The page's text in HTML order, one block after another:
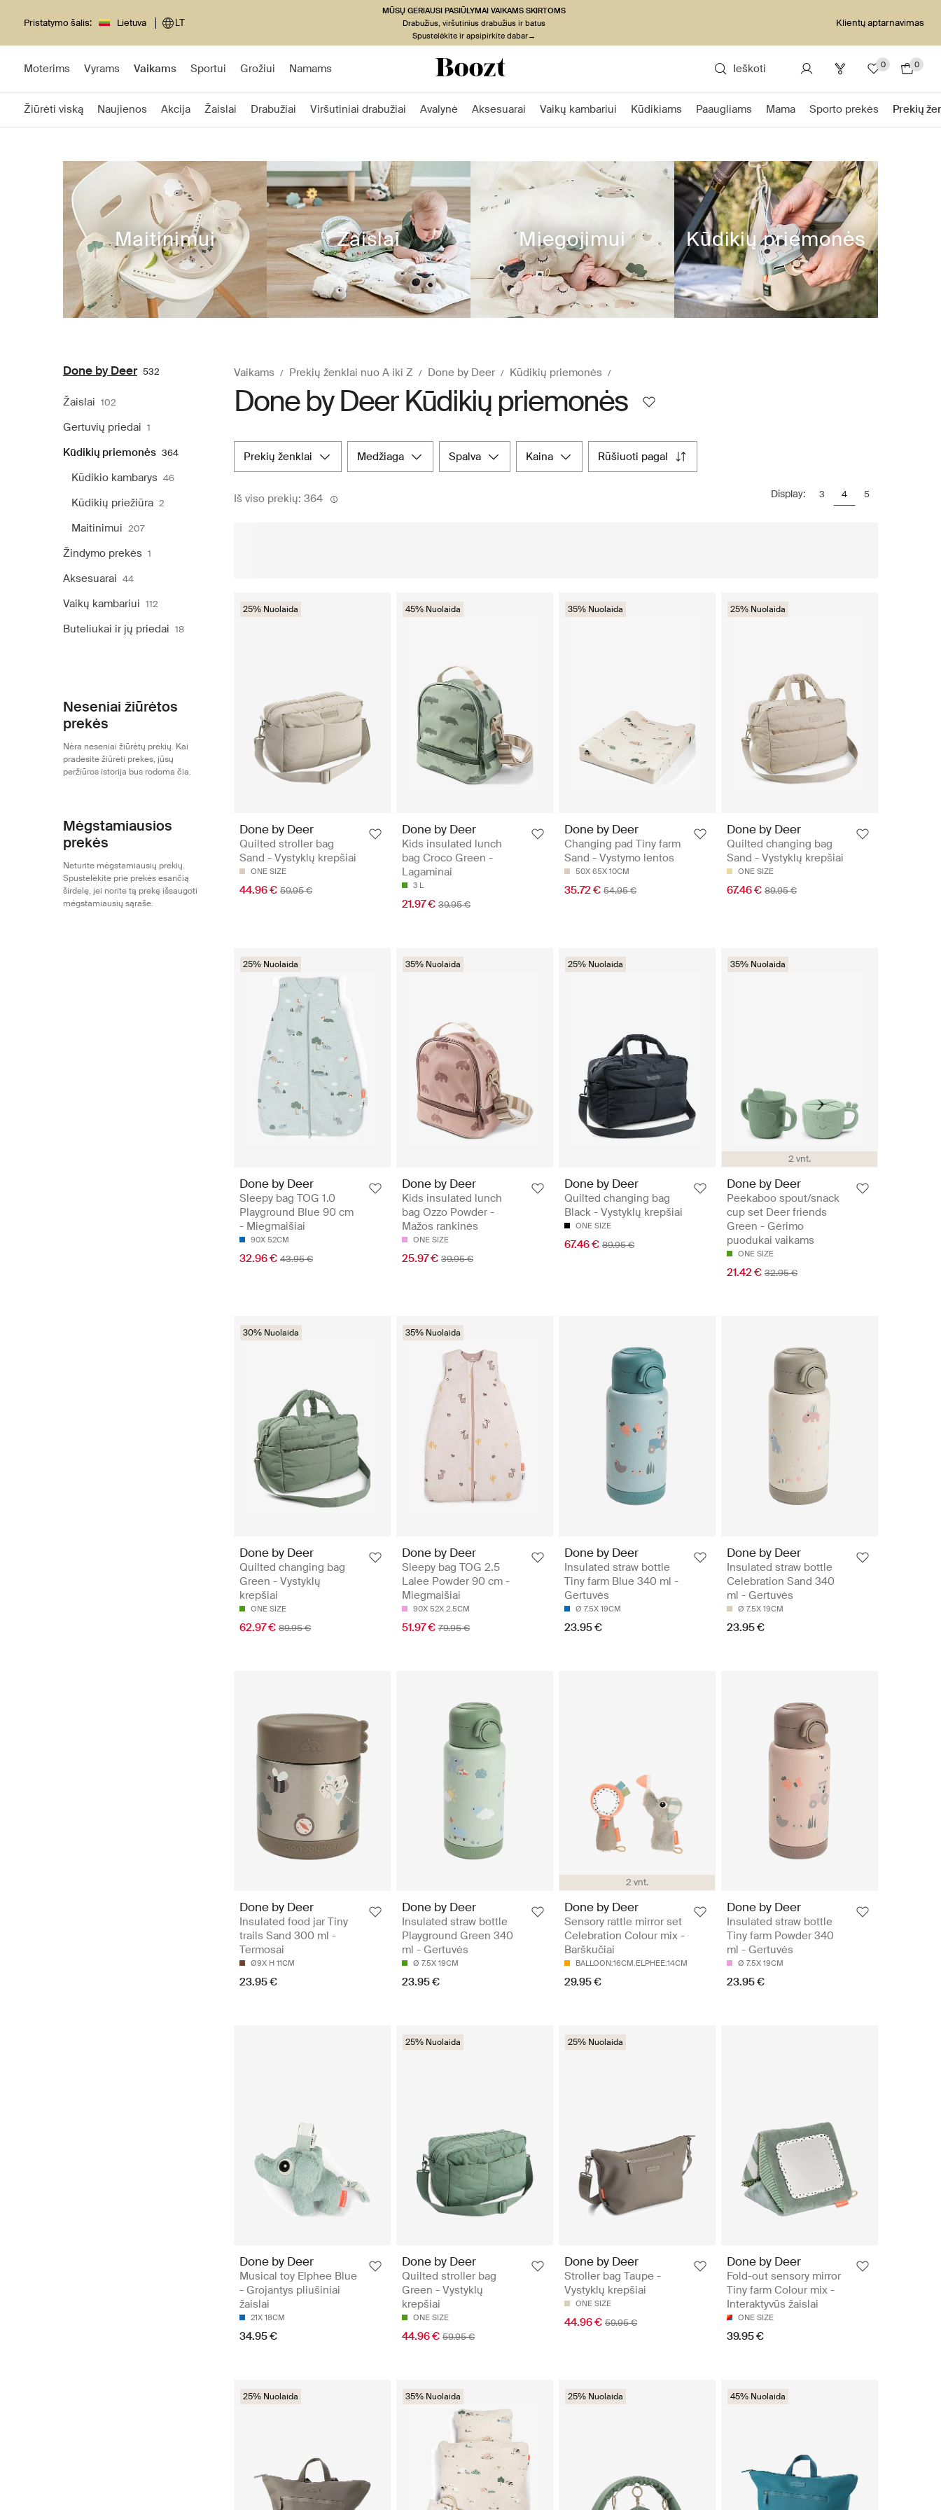
Pristatymo šalis: Lietuva LT
MŪSŲ GERIAUSI PASIŪLYMAI VAIKAMS SKIRTOMS
Drabužius, viršutinius drabužius ir batus
Spustelėkite ir apsipirkite dabar→
Klientų aptarnavimas
Moterims Vyrams Vaikams Sportui Grožiui Namams Ieškoti 0 0
Žiūrėti viską Naujienos Akcija Žaislai Drabužiai Viršutiniai drabužiai Avalynė Aksesuarai Vaikų kambariui Kūdikiams Paaugliams Mama Sporto prekės Prekių
Maitinimui Žaislai Miegojimui Kūdikių priemonės
Done by Deer 532
Žaislai 102
Gertuvių priedai 1
Kūdikių priemonės 364
Kūdikio kambarys 46
Kūdikių priežiūra 2
Maitinimui 207
Žindymo prekės 1
Aksesuarai 44
Vaikų kambariui 112
Buteliukai ir jų priedai 18
Neseniai žiūrėtos
prekės
Nėra neseniai žiūrėtų prekių. Kai
pradėsite žiūrėti prekes, jūsų
peržiūros istorija bus rodoma čia.
Mėgstamiausios
prekės
Neturite mėgstamiausių prekių.
Spustelėkite prie prekės esančią
širdelę, jei norite tą prekę išsaugoti
mėgstamiausių sąraše.
Vaikams Prekių ženklai nuo A iki Z Done by Deer Kūdikių priemonės
Done by Deer Kūdikių priemonės
prekių ženklai medžiaga spalva kaina rūšiuoti pagal
Iš viso prekių: 364 Display: 3 4 5
25% Nuolaida
Done by Deer
Quilted stroller bag
Sand - Vystyklų krepšiai
ONE SIZE
44.96 € 59.95 €
45% Nuolaida
Done by Deer
Kids insulated lunch
bag Croco Green -
Lagaminai
3 L
21.97 € 39.95 €
35% Nuolaida
Done by Deer
Changing pad Tiny farm
Sand - Vystymo lentos
50X 65X 10CM
35.72 € 54.95 €
25% Nuolaida
Done by Deer
Quilted changing bag
Sand - Vystyklų krepšiai
ONE SIZE
67.46 € 89.95 €
25% Nuolaida
Done by Deer
Sleepy bag TOG 1.0
Playground Blue 90 cm
- Miegmaišiai
90X 52CM
32.96 € 43.95 €
35% Nuolaida
Done by Deer
Kids insulated lunch
bag Ozzo Powder -
Mažos rankinės
ONE SIZE
25.97 € 39.95 €
25% Nuolaida
Done by Deer
Quilted changing bag
Black - Vystyklų krepšiai
ONE SIZE
67.46 € 89.95 €
2 vnt.
35% Nuolaida
Done by Deer
Peekaboo spout/snack
cup set Deer friends
Green - Gėrimo
puodukai vaikams
ONE SIZE
21.42 € 32.95 €
30% Nuolaida
Done by Deer
Quilted changing bag
Green - Vystyklų
krepšiai
ONE SIZE
62.97 € 89.95 €
35% Nuolaida
Done by Deer
Sleepy bag TOG 2.5
Lalee Powder 90 cm -
Miegmaišiai
90X 52X 2.5CM
51.97 € 79.95 €
Done by Deer
Insulated straw bottle
Tiny farm Blue 340 ml -
Gertuvės
Ø 7.5X 19CM
23.95 €
Done by Deer
Insulated straw bottle
Celebration Sand 340
ml - Gertuvės
Ø 7.5X 19CM
23.95 €
Done by Deer
Insulated food jar Tiny
trails Sand 300 ml -
Termosai
Ø9X H 11CM
23.95 €
Done by Deer
Insulated straw bottle
Playground Green 340
ml - Gertuvės
Ø 7.5X 19CM
23.95 €
2 vnt.
Done by Deer
Sensory rattle mirror set
Celebration Colour mix -
Barškučiai
BALLOON:16CM.ELPHEE:14CM
29.95 €
Done by Deer
Insulated straw bottle
Tiny farm Powder 340
ml - Gertuvės
Ø 7.5X 19CM
23.95 €
Done by Deer
Musical toy Elphee Blue
- Grojantys pliušiniai
žaislai
21X 18CM
34.95 €
25% Nuolaida
Done by Deer
Quilted stroller bag
Green - Vystyklų
krepšiai
ONE SIZE
44.96 € 59.95 €
25% Nuolaida
Done by Deer
Stroller bag Taupe -
Vystyklų krepšiai
ONE SIZE
44.96 € 59.95 €
Done by Deer
Fold-out sensory mirror
Tiny farm Colour mix -
Interaktyvūs žaislai
ONE SIZE
39.95 €
25% Nuolaida 35% Nuolaida 25% Nuolaida 45% Nuolaida